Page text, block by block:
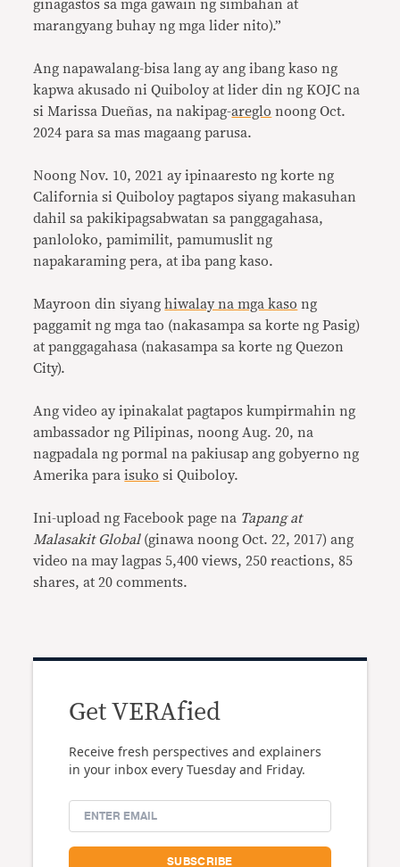
ginagastos sa mga gawain ng simbahan at
marangyang buhay ng mga lider nito).”
Ang napawalang-bisa lang ay ang ibang kaso ng
kapwa akusado ni Quiboloy at lider din ng KOJC na
si Marissa Dueñas, na nakipag-areglo noong Oct.
2024 para sa mas magaang parusa.
Noong Nov. 10, 2021 ay ipinaaresto ng korte ng
California si Quiboloy pagtapos siyang makasuhan
dahil sa pakikipagsabwatan sa panggagahasa,
panloloko, pamimilit, pamumuslit ng
napakaraming pera, at iba pang kaso.
Mayroon din siyanghiwalay na mga kaso ng
paggamit ng mga tao (nakasampa sa korte ng Pasig)
at panggagahasa (nakasampa sa korte ng Quezon
City).
Ang video ay ipinakalat pagtapos kumpirmahin ng
ambassador ng Pilipinas, noong Aug. 20, na
nagpadala ng pormal na pakiusap ang gobyerno ng
Amerika paraisuko si Quiboloy.
Ini-upload ng Facebook page na Tapang at
Malasakit Global (ginawa noong Oct. 22, 2017) ang
video na may lagpas 5,400 views, 250 reactions, 85
shares, at 20 comments.
Get VERAfied
Receive fresh perspectives and explainers
in your inbox every Tuesday and Friday.